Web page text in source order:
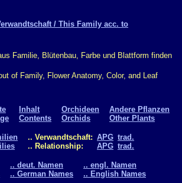
/ This Family acc. to
Familie, Blütenbau, Farbe und Blattform finden
of Family, Flower Anatomy, Color, and Leaf
Inhalt
Contents
Orchideen
Orchids
Andere Pflanzen
Other Plants
.. Verwandtschaft:
.. Relationship:
APG
APG
trad.
trad.
.. deut. Namen
.. German Names
.. engl. Namen
.. English Names